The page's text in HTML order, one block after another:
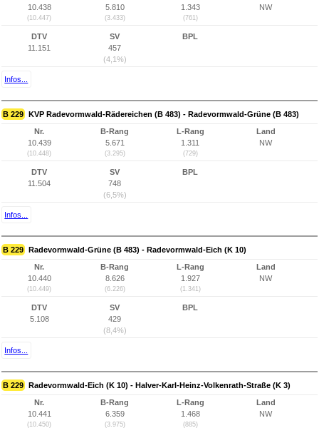
10.438
(10.447)
5.810
(3.433)
1.343
(761)
NW
DTV
11.151
SV
457
(4,1%)
BPL
Infos...
B 229 KVP Radevormwald-Rädereichen (B 483) - Radevormwald-Grüne (B 483)
Nr.
10.439
(10.448)
B-Rang
5.671
(3.295)
L-Rang
1.311
(729)
Land
NW
DTV
11.504
SV
748
(6,5%)
BPL
Infos...
B 229 Radevormwald-Grüne (B 483) - Radevormwald-Eich (K 10)
Nr.
10.440
(10.449)
B-Rang
8.626
(6.226)
L-Rang
1.927
(1.341)
Land
NW
DTV
5.108
SV
429
(8,4%)
BPL
Infos...
B 229 Radevormwald-Eich (K 10) - Halver-Karl-Heinz-Volkenrath-Straße (K 3)
Nr.
10.441
(10.450)
B-Rang
6.359
(3.975)
L-Rang
1.468
(885)
Land
NW